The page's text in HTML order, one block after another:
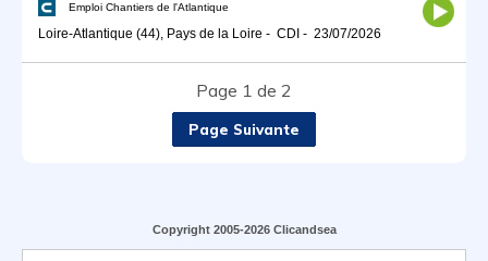
Emploi Chantiers de l'Atlantique
Loire-Atlantique (44), Pays de la Loire - CDI - 23/07/2026
Page 1 de 2
Page Suivante
Copyright 2005-2026 Clicandsea